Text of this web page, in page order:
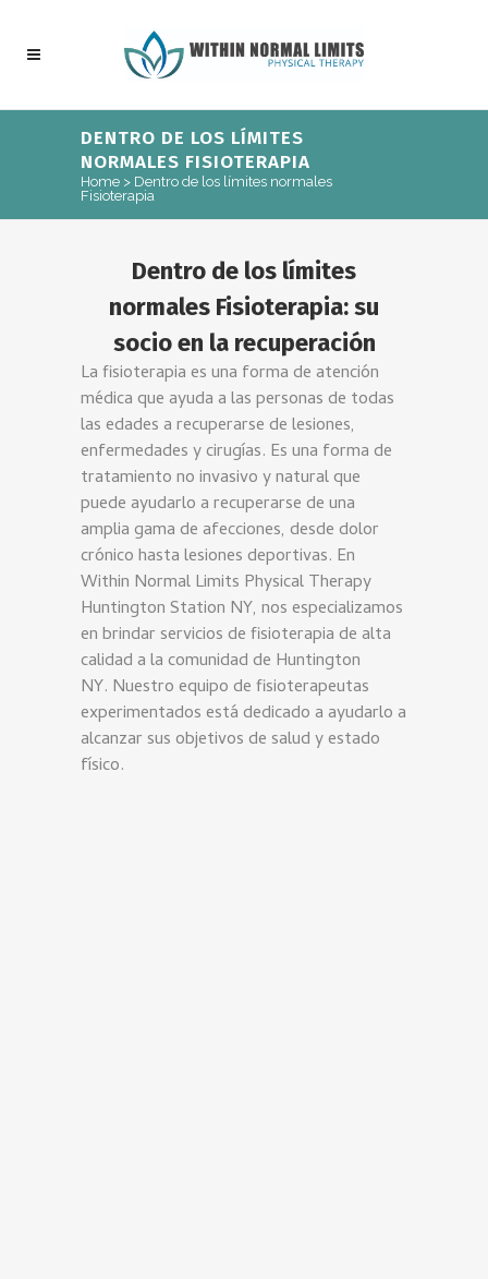
DENTRO DE LOS LÍMITES
NORMALES FISIOTERAPIA
Home > Dentro de los límites normales
Fisioterapia
Dentro de los límites
normales Fisioterapia: su
socio en la recuperación
La fisioterapia es una forma de atención
médica que ayuda a las personas de todas
las edades a recuperarse de lesiones,
enfermedades y cirugías. Es una forma de
tratamiento no invasivo y natural que
puede ayudarlo a recuperarse de una
amplia gama de afecciones, desde dolor
crónico hasta lesiones deportivas. En
Within Normal Limits Physical Therapy
Huntington Station NY, nos especializamos
en brindar servicios de fisioterapia de alta
calidad a la comunidad de Huntington
NY. Nuestro equipo de fisioterapeutas
experimentados está dedicado a ayudarlo a
alcanzar sus objetivos de salud y estado
físico.